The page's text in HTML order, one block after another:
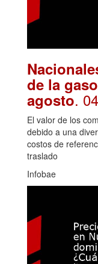
de la
agosto.
El valor de los
debido a una
costos de
traslado
Infobae